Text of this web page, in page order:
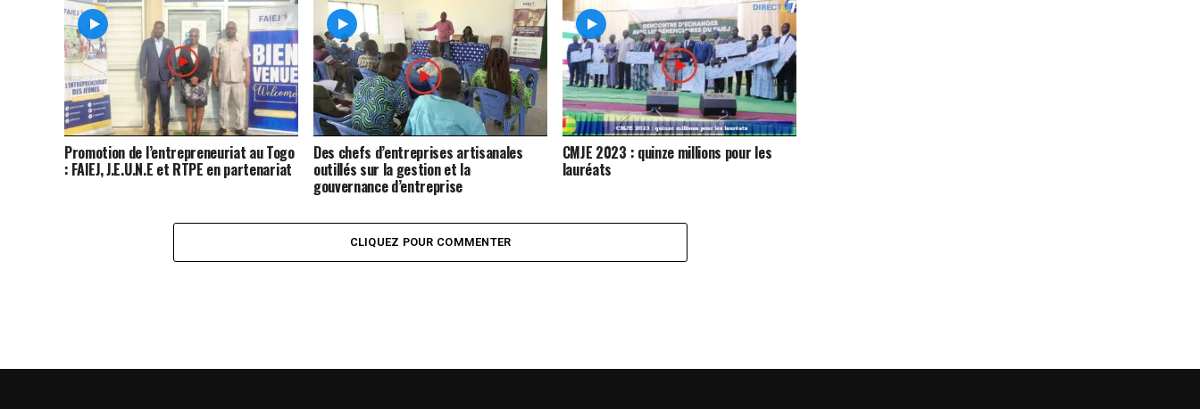
Promotion de l’entrepreneuriat au Togo
: FAIEJ, J.E.U.N.E et RTPE en partenariat
Des chefs d’entreprises artisanales
outillés sur la gestion et la
gouvernance d’entreprise
CMJE 2023 : quinze millions pour les
lauréats
CLIQUEZ POUR COMMENTER